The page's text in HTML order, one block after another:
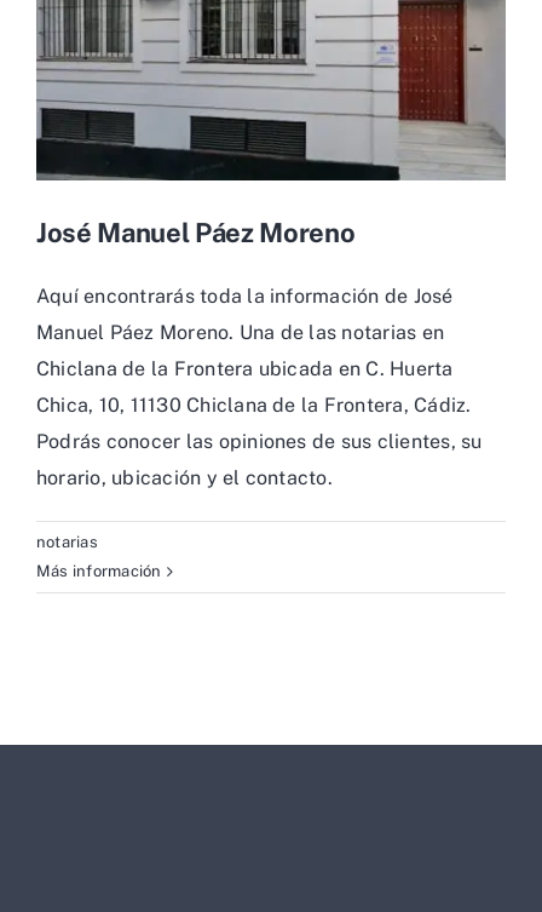
José Manuel Páez Moreno
Aquí encontrarás toda la información de José
Manuel Páez Moreno. Una de las notarias en
Chiclana de la Frontera ubicada en C. Huerta
Chica, 10, 11130 Chiclana de la Frontera, Cádiz.
Podrás conocer las opiniones de sus clientes, su
horario, ubicación y el contacto.
notarias
Más información